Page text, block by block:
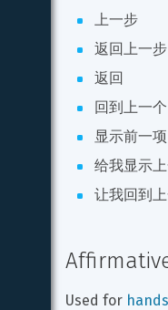
上一步
返回上一步
返回
回到上一个
显示前一项
给我显示
让我回到
Used for